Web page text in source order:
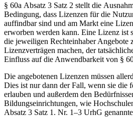
§ 60a Absatz 3 Satz 2 stellt die
Bedingung, dass Lizenzen für die
auffindbar sind und am Markt eine
erworben werden kann. Eine Lizenz ist
die jeweiligen Rechteinhaber Angebote
Lizenzverträgen machen, der
Einfluss auf die Anwendbarkeit von §
Die angebotenen Lizenzen müssen
Dies ist nur dann der Fall, wenn sie die
erlauben und außerdem den
Bildungseinrichtungen, wie
Absatz 3 Satz 1. Nr. 1–3 UrhG